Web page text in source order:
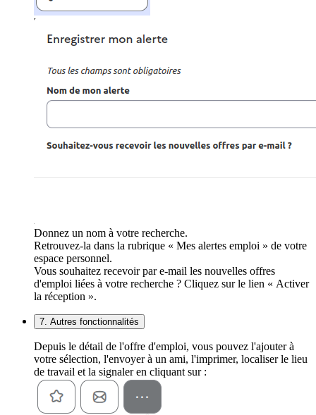
Donnez un nom à votre recherche.
Retrouvez-la dans la rubrique « Mes alertes emploi » de votre
espace personnel.
Vous souhaitez recevoir par e-mail les nouvelles offres
d'emploi liées à votre recherche ? Cliquez sur le lien « Activer
la réception ».
7. Autres fonctionnalités
Depuis le détail de l'offre d'emploi, vous pouvez l'ajouter à
votre sélection, l'envoyer à un ami, l'imprimer, localiser le lieu
de travail et la signaler en cliquant sur :